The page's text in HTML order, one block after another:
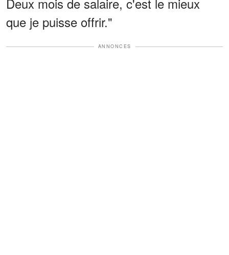
que je puisse offrir."
ANNONCES